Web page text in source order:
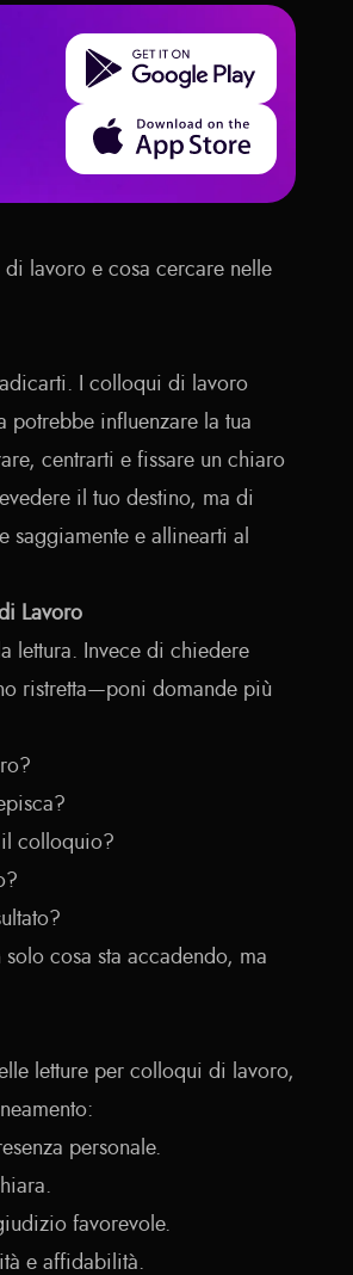
Get it on Google Play
Download on the App Store
lavoro e cosa cercare nelle
I colloqui di lavoro
potrebbe influenzare la tua
centrarti e fissare un chiaro
il tuo destino, ma di
saggiamente e allinearti al
Lavoro
lettura. Invece di chiedere
ristretta—poni domande più
il colloquio?
cosa sta accadendo, ma
letture per colloqui di lavoro,
personale.
favorevole.
e affidabilità.